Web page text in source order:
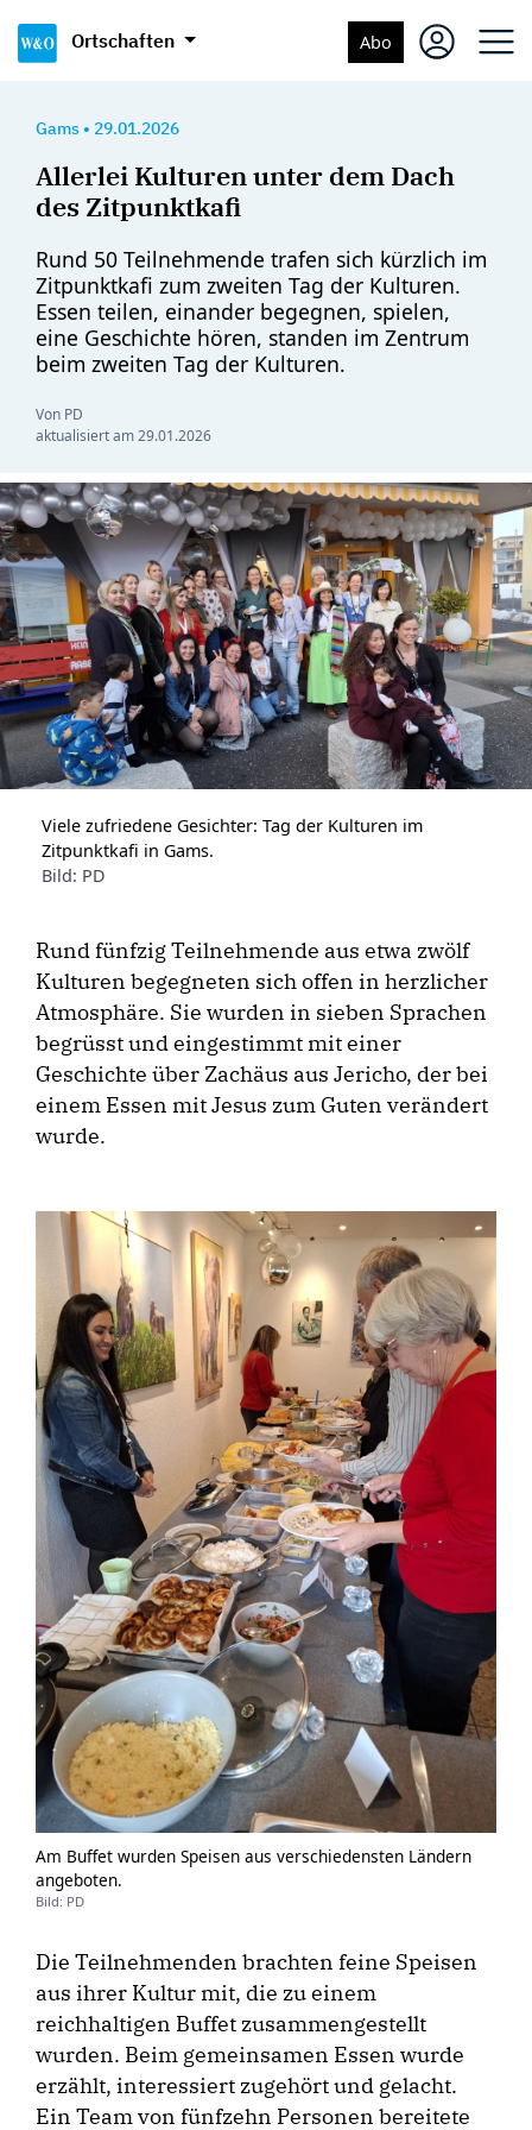
Ortschaften Abo
Gams • 29.01.2026
Allerlei Kulturen unter dem Dach
des Zitpunktkafi
Rund 50 Teilnehmende trafen sich kürzlich im
Zitpunktkafi zum zweiten Tag der Kulturen.
Essen teilen, einander begegnen, spielen,
eine Geschichte hören, standen im Zentrum
beim zweiten Tag der Kulturen.
Von PD
aktualisiert am29.01.2026
Viele zufriedene Gesichter: Tag der Kulturen im
Zitpunktkafi in Gams.
Bild: PD
Rund fünfzig Teilnehmende aus etwa zwölf
Kulturen begegneten sich offen in herzlicher
Atmosphäre. Sie wurden in sieben Sprachen
begrüsst und eingestimmt mit einer
Geschichte über Zachäus aus Jericho, der bei
einem Essen mit Jesus zum Guten verändert
wurde.
Am Buffet wurden Speisen aus verschiedensten Ländern
angeboten.
Bild: PD
Die Teilnehmenden brachten feine Speisen
aus ihrer Kultur mit, die zu einem
reichhaltigen Buffet zusammengestellt
wurden. Beim gemeinsamen Essen wurde
erzählt, interessiert zugehört und gelacht.
Ein Team von fünfzehn Personen bereitete